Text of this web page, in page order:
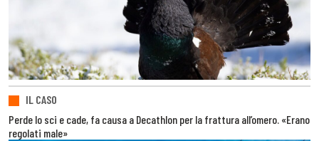
IL CASO
Perde lo sci e cade, fa causa a Decathlon per la frattura all’omero. «Erano
regolati male»